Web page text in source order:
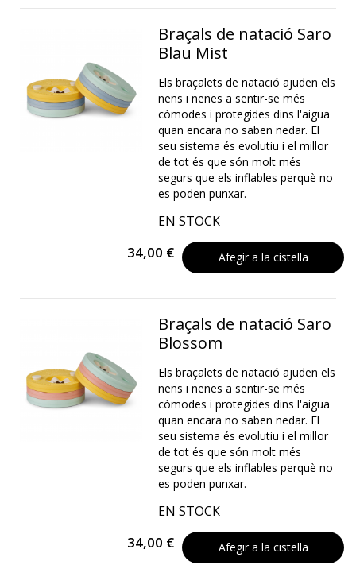
Braçals de natació Saro
Blau Mist
Els braçalets de natació ajuden els
nens i nenes a sentir-se més
còmodes i protegides dins l'aigua
quan encara no saben nedar. El
seu sistema és evolutiu i el millor
de tot és que són molt més
segurs que els inflables perquè no
es poden punxar.
EN STOCK
34,00 € Afegir a la cistella
Braçals de natació Saro
Blossom
Els braçalets de natació ajuden els
nens i nenes a sentir-se més
còmodes i protegides dins l'aigua
quan encara no saben nedar. El
seu sistema és evolutiu i el millor
de tot és que són molt més
segurs que els inflables perquè no
es poden punxar.
EN STOCK
34,00 € Afegir a la cistella